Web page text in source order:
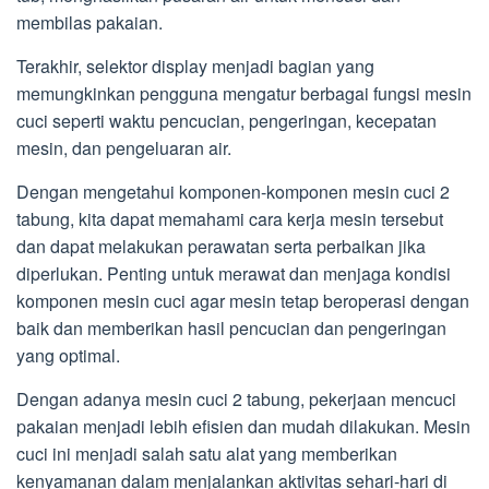
membilas pakaian.
Terakhir, selektor display menjadi bagian yang
memungkinkan pengguna mengatur berbagai fungsi mesin
cuci seperti waktu pencucian, pengeringan, kecepatan
mesin, dan pengeluaran air.
Dengan mengetahui komponen-komponen mesin cuci 2
tabung, kita dapat memahami cara kerja mesin tersebut
dan dapat melakukan perawatan serta perbaikan jika
diperlukan. Penting untuk merawat dan menjaga kondisi
komponen mesin cuci agar mesin tetap beroperasi dengan
baik dan memberikan hasil pencucian dan pengeringan
yang optimal.
Dengan adanya mesin cuci 2 tabung, pekerjaan mencuci
pakaian menjadi lebih efisien dan mudah dilakukan. Mesin
cuci ini menjadi salah satu alat yang memberikan
kenyamanan dalam menjalankan aktivitas sehari-hari di